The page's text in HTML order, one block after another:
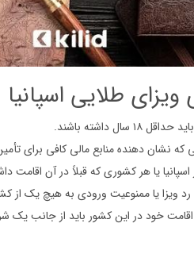
طلایی اسپانیا
داشته باشند.
که نشان دهنده منابع مالی کافی برای
یا هر کشوری که قبلاً در آن اقامت
ویزا یا ممنوعیت ورودی به هیچ یک از
خود در این کشور باید از جانب یک